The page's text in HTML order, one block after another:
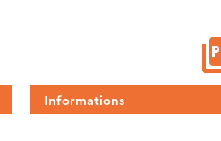
Informations